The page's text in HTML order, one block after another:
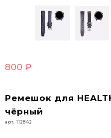
800 ₽
Ремешок для
чёрный
арт. 112842